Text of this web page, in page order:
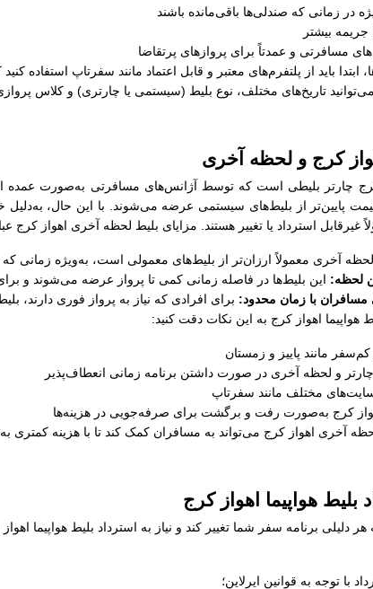
در زمانی که صندلی‌ها باقی‌مانده باشند
جریمه بیشتر
مسافرتی و عمدتاً برای پروازهای پرتقاضا
ابتدا باید از پلتفرم‌های معتبر و قابل اعتماد مانند سفرتاپ استفاده
تاریخ‌های مختلف، نوع بلیط (سیستمی یا چارتری) و کلاس
کرج و لحظه آخری
کرج چارتر بلیطی است که توسط آژانس‌های مسافرتی به‌صورت عمده
پایین‌تر از بلیط‌های سیستمی عرضه می‌شوند. با این حال،
غیرقابل استرداد یا تغییر هستند. مزایای بلیط لحظه آخری اهواز کرج
آخری معمولاً ارزان‌تر از بلیط‌های معمولی است، به‌ویژه زمانی
لحظه: این بلیط‌ها در فاصله زمانی کمی تا پرواز عرضه می‌شوند و
با زمان محدود: برای افرادی که نیاز به پرواز فوری دارند،
هواپیما اهواز کرج به این نکات دقت کنید:
مانند پاییز و زمستان
چارتر و لحظه آخری در صورت داشتن برنامه زمانی انعطاف‌پذیر
مختلف مانند سفرتاپ
کرج به‌صورت رفت و برگشت برای صرفه‌جویی در هزینه‌ها
آخری اهواز کرج می‌تواند به مسافران کمک کند تا با هزینه کمتری
بلیط هواپیما اهواز کرج
برنامه سفر شما تغییر کند و نیاز به استرداد بلیط هواپیما
با توجه به قوانین ایرلاین؛